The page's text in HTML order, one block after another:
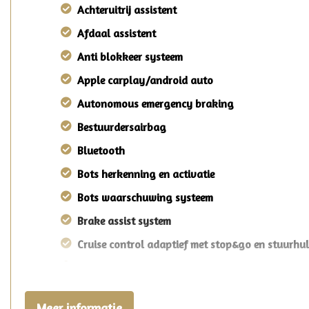
Achteruitrij assistent
Afdaal assistent
Anti blokkeer systeem
Apple carplay/android auto
Autonomous emergency braking
Bestuurdersairbag
Bluetooth
Bots herkenning en activatie
Bots waarschuwing systeem
Brake assist system
Cruise control adaptief met stop&go en
Elektronisch stabiliteits programma